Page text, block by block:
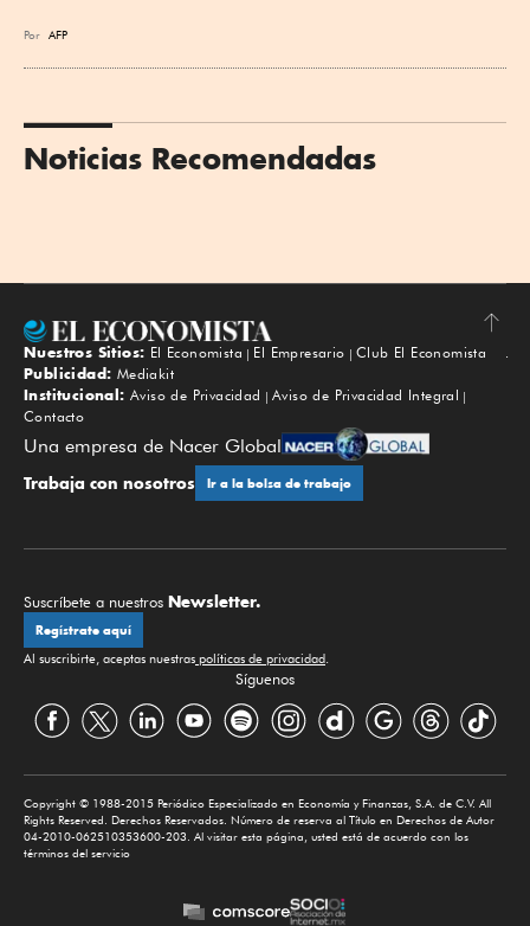
Por AFP
Noticias Recomendadas
Subir
Nuestros Sitios: El Economista El Empresario
Club El Economista
Publicidad: Mediakit
Institucional: Aviso de Privacidad
Aviso de Privacidad Integral
Contacto
Una empresa de Nacer Global
Trabaja con nosotros Ir a la bolsa de trabajo
Suscríbete a nuestros Newsletter.
Regístrate aquí
Al suscribirte, aceptas nuestras políticas de privacidad
Síguenos
Copyright © 1988-2015 Periódico Especializado en Economía y Finanzas, S.A. de C.V. All
Rights Reserved. Derechos Reservados. Número de reserva al Título en Derechos de Autor
04-2010-062510353600-203. Al visitar esta página, usted está de acuerdo con los
términos del servicio